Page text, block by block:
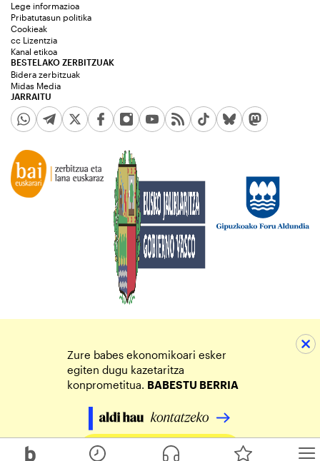
JARRAITU
Lege informazioa
Pribatutasun politika
Cookieak
cc Lizentzia
Kanal etikoa
BESTELAKO ZERBITZUAK
Bidera zerbitzuak
Midas Media
Zure babes ekonomikoari esker
egiten dugu kazetaritza
konprometitua. BABESTU BERRIA
Egin zure ekarpena